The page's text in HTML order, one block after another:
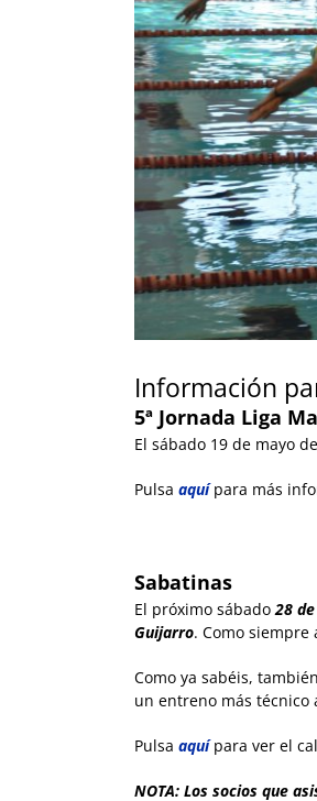
Información
5ª Jornada Liga
El sábado 19 de mayo
Pulsa aquípara más
Sabatinas
El próximo sábado28
Guijarro. Como siempre
Como ya sabéis,
un entreno más técnico
Pulsa aquípara ver el
NOTA: Los socios que